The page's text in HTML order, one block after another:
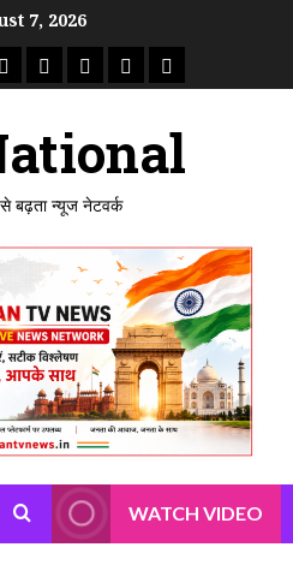
7, 2026
मध्य
राजस्थान
पंजाब गुजरातमहाराष्ट्र
बढ़ता न्यूज नेटवर्क
WATCH VIDEO